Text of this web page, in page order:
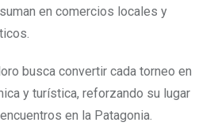
en comercios locales y
busca convertir cada torneo en
y turística, reforzando su lugar
en la Patagonia.